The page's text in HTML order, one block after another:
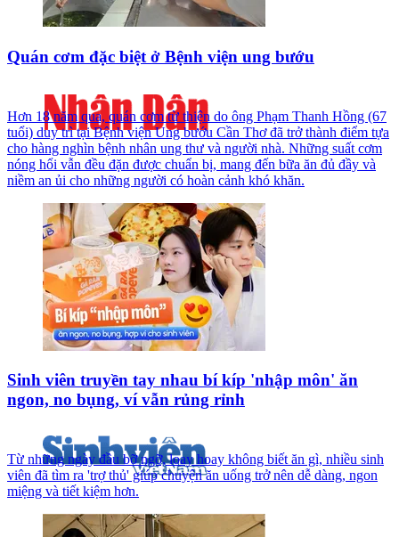
Quán cơm đặc biệt ở Bệnh viện ung bướu
Hơn 18 năm qua, quán cơm từ thiện do ông Phạm Thanh Hồng (67
tuổi) duy trì tại Bệnh viện Ung bướu Cần Thơ đã trở thành điểm tựa
cho hàng nghìn bệnh nhân ung thư và người nhà. Những suất cơm
nóng hổi vẫn đều đặn được chuẩn bị, mang đến bữa ăn đủ đầy và
niềm an ủi cho những người có hoàn cảnh khó khăn.
Sinh viên truyền tay nhau bí kíp 'nhập môn' ăn
ngon, no bụng, ví vẫn rủng rỉnh
Từ những ngày đầu bỡ ngỡ, loay hoay không biết ăn gì, nhiều sinh
viên đã tìm ra 'trợ thủ' giúp chuyện ăn uống trở nên dễ dàng, ngon
miệng và tiết kiệm hơn.